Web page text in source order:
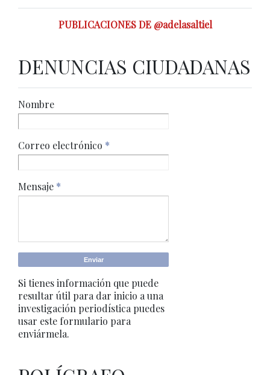
PUBLICACIONES DE @adelasaltiel
DENUNCIAS CIUDADANAS
Nombre
Correo electrónico *
Mensaje *
Si tienes información que puede
resultar útil para dar inicio a una
investigación periodística puedes
usar este formulario para
enviármela.